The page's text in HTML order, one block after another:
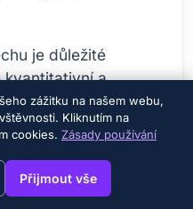
×
je důležité
kvantitativní a
data zahrnují
na trhu, čísla
kvalitativní data
jako je zpětná
značky a kvalita
zážitku na našem webu,
Kliknutím na
cookies. Zásady používání
Přijmout vše